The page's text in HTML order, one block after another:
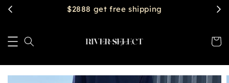
$2888 get free shipping